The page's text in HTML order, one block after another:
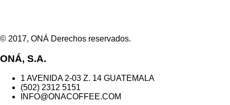
© 2017, ONÁ Derechos reservados.
ONÁ, S.A.
1 AVENIDA 2-03 Z. 14 GUATEMALA
(502) 2312 5151
INFO@ONACOFFEE.COM